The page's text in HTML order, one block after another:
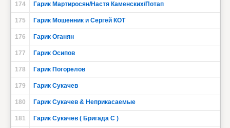
174 Гарик Мартиросян/Настя Каменских/Потап
175 Гарик Мошенник и Сергей КОТ
176 Гарик Оганян
177 Гарик Осипов
178 Гарик Погорелов
179 Гарик Сукачев
180 Гарик Сукачев & Неприкасаемые
181 Гарик Сукачев ( Бригада С )